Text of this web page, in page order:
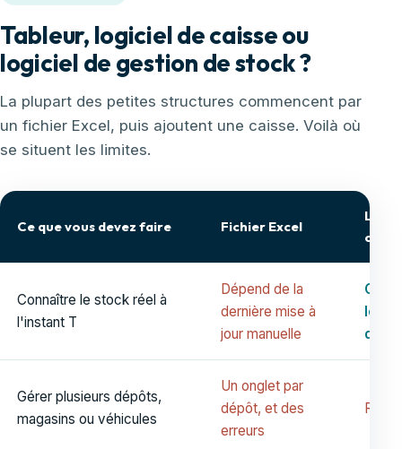
Tableur, logiciel de caisse ou
logiciel de gestion de stock ?
La plupart des petites structures commencent par
un fichier Excel, puis ajoutent une caisse. Voilà où
se situent les limites.
Ce que vous devez faire Fichier Excel
Connaître le stock réel à
l'instant T
Dépend de la
dernière mise à
jour manuelle
Oui,
le
de
Gérer plusieurs dépôts,
magasins ou véhicules
Un onglet par
dépôt, et des
erreurs